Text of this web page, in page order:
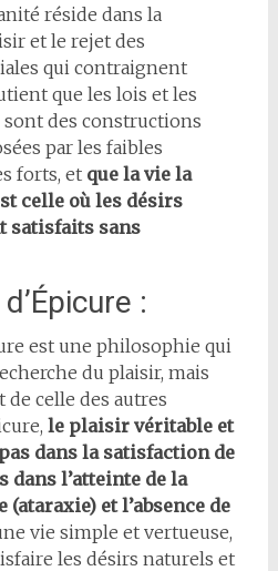
réside dans la
et le rejet des
qui contraignent
que les lois et les
des constructions
par les faibles
forts, et que la vie la
celle où les désirs
satisfaits sans
:
est une philosophie qui
du plaisir, mais
celle des autres
le plaisir véritable et
dans la satisfaction de
dans l’atteinte de la
et l’absence de
vie simple et vertueuse,
les désirs naturels et